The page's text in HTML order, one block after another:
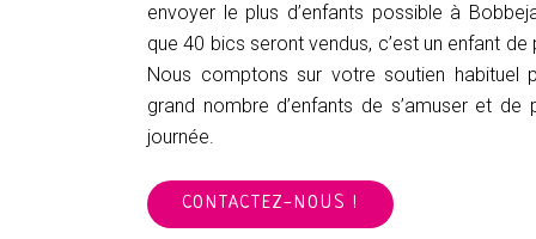
envoyer le plus d’enfants possible à
que 40 bics seront vendus, c’est un enfant de
Nous comptons sur votre soutien habituel
grand nombre d’enfants de s’amuser et de
journée.
CONTACTEZ-NOUS !